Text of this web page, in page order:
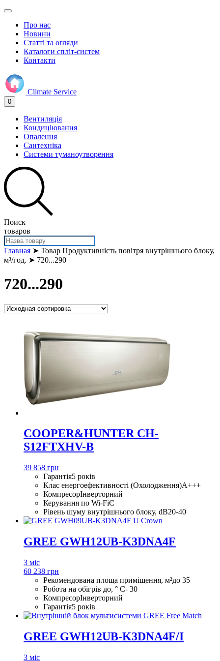
Про нас
Новини
Статті та огляди
Каталоги спліт-систем
Контакти
Climate Service
0
Вентиляція
Кондиціювання
Опалення
Сантехніка
Системи туманоутворення
Поиск
товаров
Главная ➤ Товар Продуктивність повітря внутрішнього блоку,
м³/год. ➤ 720...290
720...290
COOPER&HUNTER CH-
S12FTXHV-B
39 858 грн
Гарантія5 років
Клас енергоефективності (Охолодження)A+++
КомпресорІнверторний
Керування по Wi-FiЄ
Рівень шуму внутрішнього блоку, dB20-40
GREE GWH12UB-K3DNA4F
3 міс
60 238 грн
Рекомендована площа приміщення, м²до 35
Робота на обігрів до, ° С- 30
КомпресорІнверторний
Гарантія5 років
GREE GWH12UB-K3DNA4F/I
3 міс